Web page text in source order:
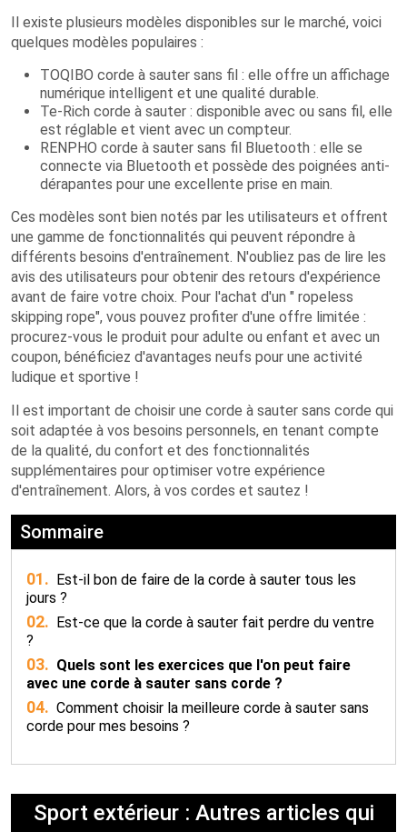
Il existe plusieurs modèles disponibles sur le marché, voici
quelques modèles populaires :
TOQIBO corde à sauter sans fil : elle offre un affichage
numérique intelligent et une qualité durable.
Te-Rich corde à sauter : disponible avec ou sans fil, elle
est réglable et vient avec un compteur.
RENPHO corde à sauter sans fil Bluetooth : elle se
connecte via Bluetooth et possède des poignées anti-
dérapantes pour une excellente prise en main.
Ces modèles sont bien notés par les utilisateurs et offrent
une gamme de fonctionnalités qui peuvent répondre à
différents besoins d'entraînement. N'oubliez pas de lire les
avis des utilisateurs pour obtenir des retours d'expérience
avant de faire votre choix. Pour l'achat d'un " ropeless
skipping rope", vous pouvez profiter d'une offre limitée :
procurez-vous le produit pour adulte ou enfant et avec un
coupon, bénéficiez d'avantages neufs pour une activité
ludique et sportive !
Il est important de choisir une corde à sauter sans corde qui
soit adaptée à vos besoins personnels, en tenant compte
de la qualité, du confort et des fonctionnalités
supplémentaires pour optimiser votre expérience
d'entraînement. Alors, à vos cordes et sautez !
Sommaire
01.
Est-il bon de faire de la corde à sauter tous les
jours ?
02.
Est-ce que la corde à sauter fait perdre du ventre
?
03. Quels sont les exercices que l'on peut faire
avec une corde à sauter sans corde ?
04. Comment choisir la meilleure corde à sauter sans
corde pour mes besoins ?
Sport extérieur : Autres articles qui